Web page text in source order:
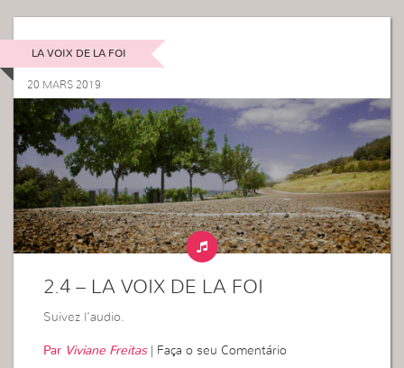
LA VOIX DE LA FOI
20 MARS 2019
2.4 – LA VOIX DE LA FOI
Suivez l’audio.
Par Viviane Freitas| Faça o seu Comentário